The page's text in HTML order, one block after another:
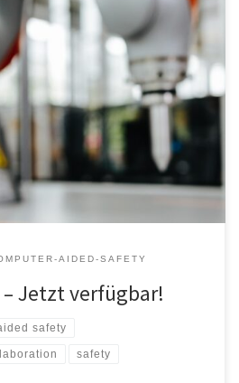
einfach und schnell planen! Mit der
des Fraunhofer IFF wird das
AIDED-SAFETY
Jetzt verfügbar!
safety
safety